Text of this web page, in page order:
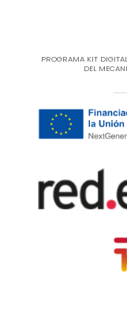
PROGRAMA KIT
DEL